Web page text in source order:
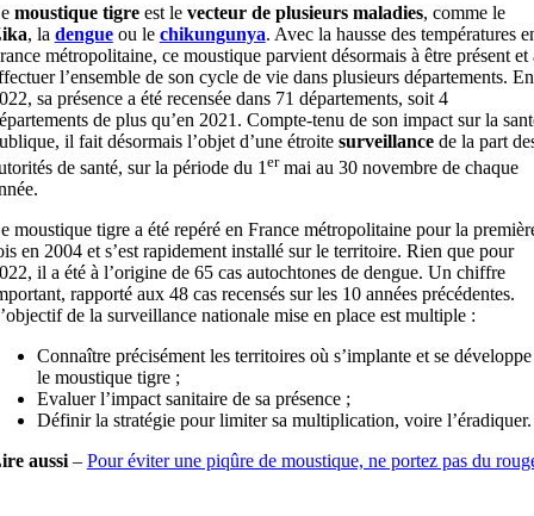
moustique tigreest le vecteur de plusieurs maladies, comme le
, la dengueou le chikungunya. Avec la hausse des températures
métropolitaine, ce moustique parvient désormais à être présent et
l’ensemble de son cycle de vie dans plusieurs départements. En
sa présence a été recensée dans 71 départements, soit 4
de plus qu’en 2021. Compte-tenu de son impact sur la
il fait désormais l’objet d’une étroite surveillance de la part
de santé, sur la période du 1 ermai au 30 novembre de chaque
moustique tigre a été repéré en France métropolitaine pour la
en 2004 et s’est rapidement installé sur le territoire. Rien que pour
il a été à l’origine de 65 cas autochtones de dengue. Un chiffre
rapporté aux 48 cas recensés sur les 10 années précédentes.
de la surveillance nationale mise en place est multiple :
Connaître précisément les territoires où s’implante et se développe
le moustique tigre ;
Evaluer l’impact sanitaire de sa présence ;
Définir la stratégie pour limiter sa multiplication, voire l’éradiquer.
aussi– Pour éviter une piqûre de moustique, ne portez pas du